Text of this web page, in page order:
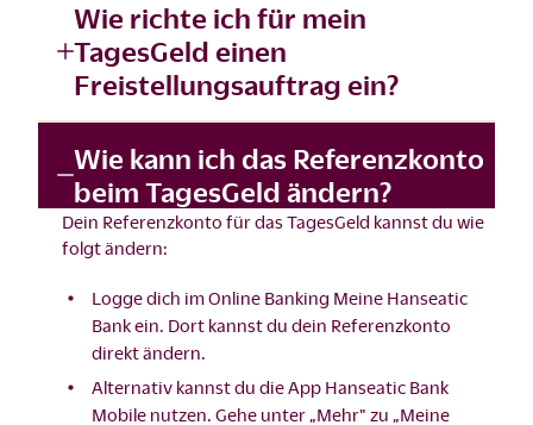
Wie richte ich für mein
TagesGeld einen
Freistellungsauftrag ein?
Wie kann ich das Referenzkonto
beim TagesGeld ändern?
Dein Referenzkonto für das TagesGeld kannst du wie
folgt ändern:
Logge dich imOnline Banking Meine Hanseatic
Bankein. Dort kannst du dein Referenzkonto
direkt ändern.
Alternativ kannst du die App Hanseatic Bank
Mobile nutzen. Gehe unter „Mehr" zu „Meine